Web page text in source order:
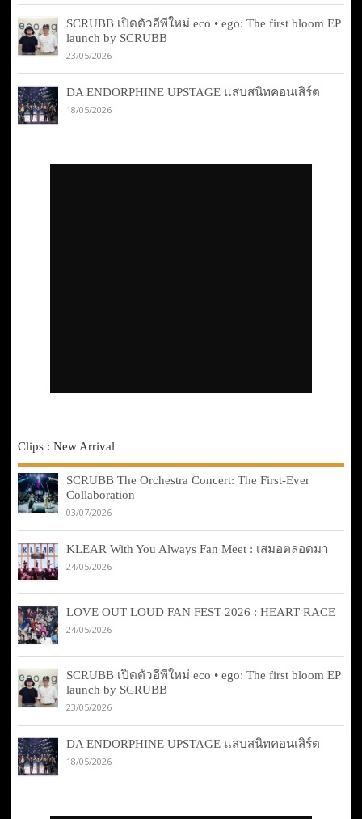
SCRUBB เปิดตัวอีพีใหม่ eco • ego: The first bloom EP
launch by SCRUBB
23/05/2026
DA ENDORPHINE UPSTAGE แสบสนิทคอนเสิร์ต
18/05/2026
Clips : New Arrival
SCRUBB The Orchestra Concert: The First-Ever
Collaboration
03/07/2026
KLEAR With You Always Fan Meet : เสมอตลอดมา
24/05/2026
LOVE OUT LOUD FAN FEST 2026 : HEART RACE
24/05/2026
SCRUBB เปิดตัวอีพีใหม่ eco • ego: The first bloom EP
launch by SCRUBB
23/05/2026
DA ENDORPHINE UPSTAGE แสบสนิทคอนเสิร์ต
18/05/2026